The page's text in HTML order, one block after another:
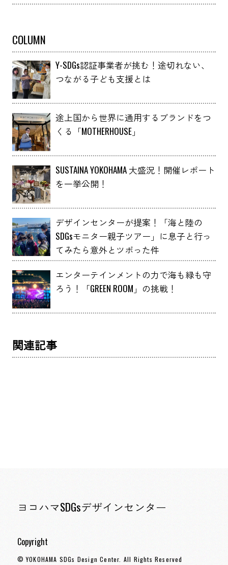
ップサイクルしました！
COLUMN
Y-SDGs認証事業者が挑む！途切れない、
つながる子ども支援とは
途上国から世界に通用するブランドをつ
くる「MOTHERHOUSE」
SUSTAINA YOKOHAMA 大盛況！開催レポート
を一挙公開！
デザインセンターが提案！「海と陸の
SDGsモニター親子ツアー」に息子と行っ
てみたら意外とツボった件
エンターテインメントの力で海も緑も守
ろう！「GREEN ROOM」の挑戦！
関連記事
ヨコハマSDGsデザインセンター
Copyright
© YOKOHAMA SDGs Design Center. All Rights Reserved